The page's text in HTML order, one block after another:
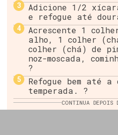
Adicione 1/2
e refogue até
Acrescente 1
alho, 1 colher
colher (chá) de
noz-moscada,
?
Refogue bem até
temperada. ?
CONTINUA DEPOIS